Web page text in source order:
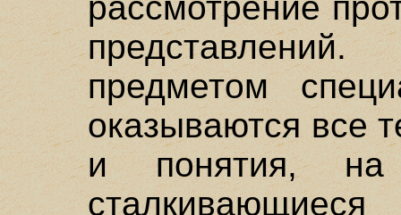
предметом
оказываются все
и понятия, на